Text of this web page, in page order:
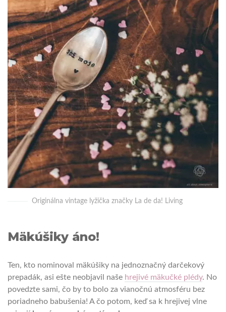
Originálna vintage lyžička značky La de da! Living
Mäkúšiky áno!
Ten, kto nominoval mäkúšiky na jednoznačný darčekový
prepadák, asi ešte neobjavil naše hrejivé mäkučké plédy. No
povedzte sami, čo by to bolo za vianočnú atmosféru bez
poriadneho babušenia! A čo potom, keď sa k hrejivej vlne